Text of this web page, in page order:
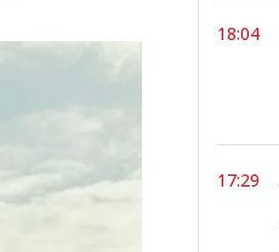
18:04
17:29